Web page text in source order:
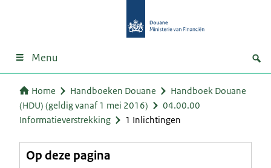
Menu
Home Handboeken Douane
Handboek Douane
(HDU) (geldig vanaf 1 mei 2016)
04.00.00
Informatieverstrekking
1 Inlichtingen
Op deze pagina